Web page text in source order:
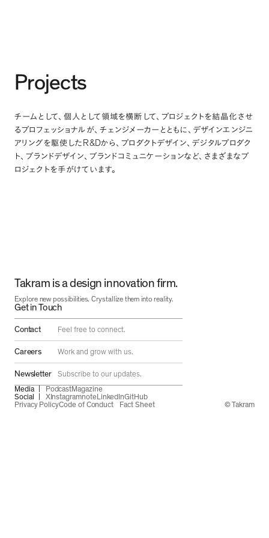
Projects
チームとして、 個人として領域を横断して、 プロジェクトを結晶化させ
るプロフェッショナルが、 チェンジメーカーとともに、 デザインエンジニ
アリングを駆使した R&Dから、 プロダクトデザイン、 デジタルプロダク
ト、 ブランドデザイン、 ブランドコミュニケーションなど、 さまざまなプ
ロジェクトを手がけています。
Takram is a design innovation firm.
Explore new possibilities. Crystallize them into reality.
Get in Touch
Contact Feel free to connect.
Careers Work and grow with us.
Newsletter
Subscribe to our updates.
Media
PodcastMagazine
Social
XInstagramnoteLinkedInGitHub
Privacy PolicyCode of Conduct Fact Sheet © Takram